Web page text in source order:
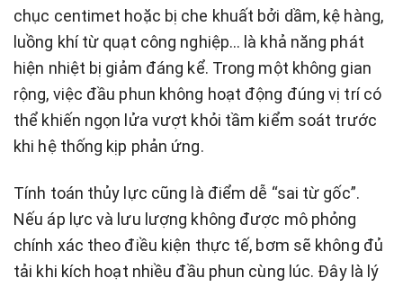
chục centimet hoặc bị che khuất bởi dầm, kệ hàng,
luồng khí từ quạt công nghiệp… là khả năng phát
hiện nhiệt bị giảm đáng kể. Trong một không gian
rộng, việc đầu phun không hoạt động đúng vị trí có
thể khiến ngọn lửa vượt khỏi tầm kiểm soát trước
khi hệ thống kịp phản ứng.
Tính toán thủy lực cũng là điểm dễ “sai từ gốc”.
Nếu áp lực và lưu lượng không được mô phỏng
chính xác theo điều kiện thực tế, bơm sẽ không đủ
tải khi kích hoạt nhiều đầu phun cùng lúc. Đây là lý